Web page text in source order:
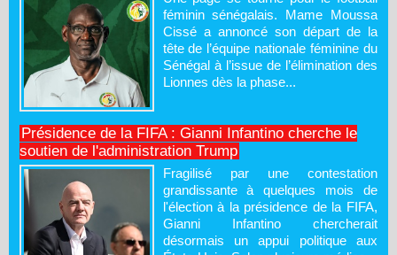
féminin sénégalais. Mame Moussa
Cissé a annoncé son départ de la
tête de l’équipe nationale féminine du
Sénégal à l’issue de l’élimination des
Lionnes dès la phase...
Présidence de la FIFA : Gianni Infantino cherche le
soutien de l'administration Trump
Fragilisé par une contestation
grandissante à quelques mois de
l'élection à la présidence de la FIFA,
Gianni Infantino chercherait
désormais un appui politique aux